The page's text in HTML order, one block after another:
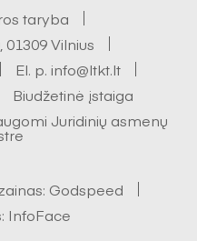
taryba
Vilnius
El. p. info@ltkt.lt
Biudžetinė įstaiga
Juridinių asmenų
Godspeed
InfoFace